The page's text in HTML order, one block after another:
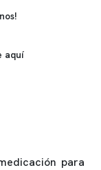
aquí
para